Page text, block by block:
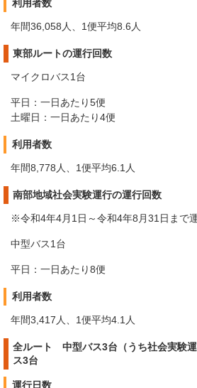
利用者数
年間36,058人、1便平均8.6人
東部ルートの運行回数
マイクロバス1台
平日：一日あたり5便
土曜日：一日あたり4便
利用者数
年間8,778人、1便平均6.1人
南部地域社会実験運行の運行回数
※令和4年4月1日～令和4年8月31日まで
中型バス1台
平日：一日あたり8便
利用者数
年間3,417人、1便平均4.1人
全ルート 中型バス3台（うち社会実験
ス3台
運行日数